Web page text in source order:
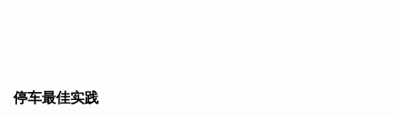
停车最佳实践